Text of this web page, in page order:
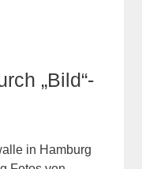
„Bild“-
in Hamburg